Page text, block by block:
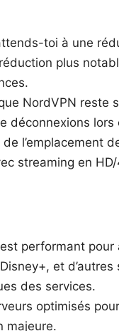
toi à une
plus
NordVPN reste
lors
l’emplacement
streaming en
performant
et
des services.
optimisés
majeure.